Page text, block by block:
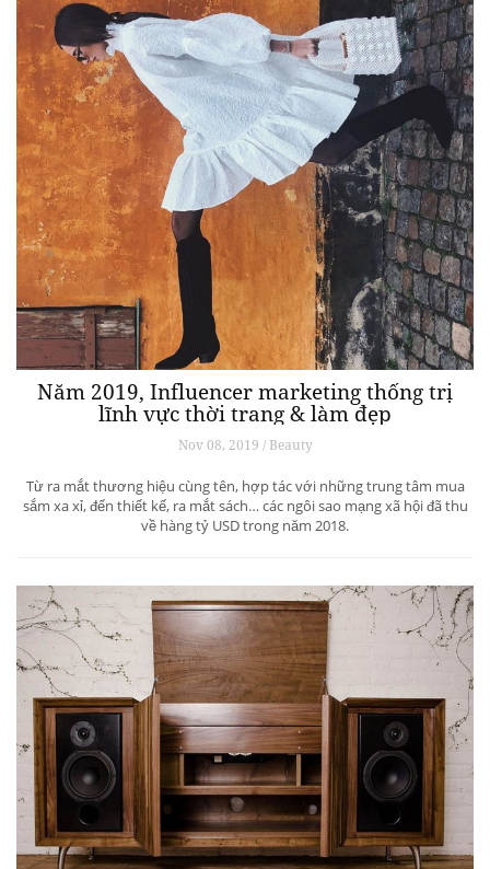
Năm 2019, Influencer marketing thống trị
lĩnh vực thời trang & làm đẹp
Nov 08, 2019 / Beauty
Từ ra mắt thương hiệu cùng tên, hợp tác với những trung tâm mua
sắm xa xỉ, đến thiết kế, ra mắt sách… các ngôi sao mạng xã hội đã thu
về hàng tỷ USD trong năm 2018.